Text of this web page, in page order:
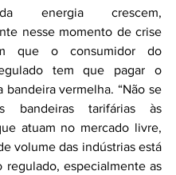
energia crescem,
nesse momento de crise
que o consumidor do
tem que pagar o
bandeira vermelha. “Não se
bandeiras tarifárias às
atuam no mercado livre,
volume das indústrias está
regulado, especialmente as